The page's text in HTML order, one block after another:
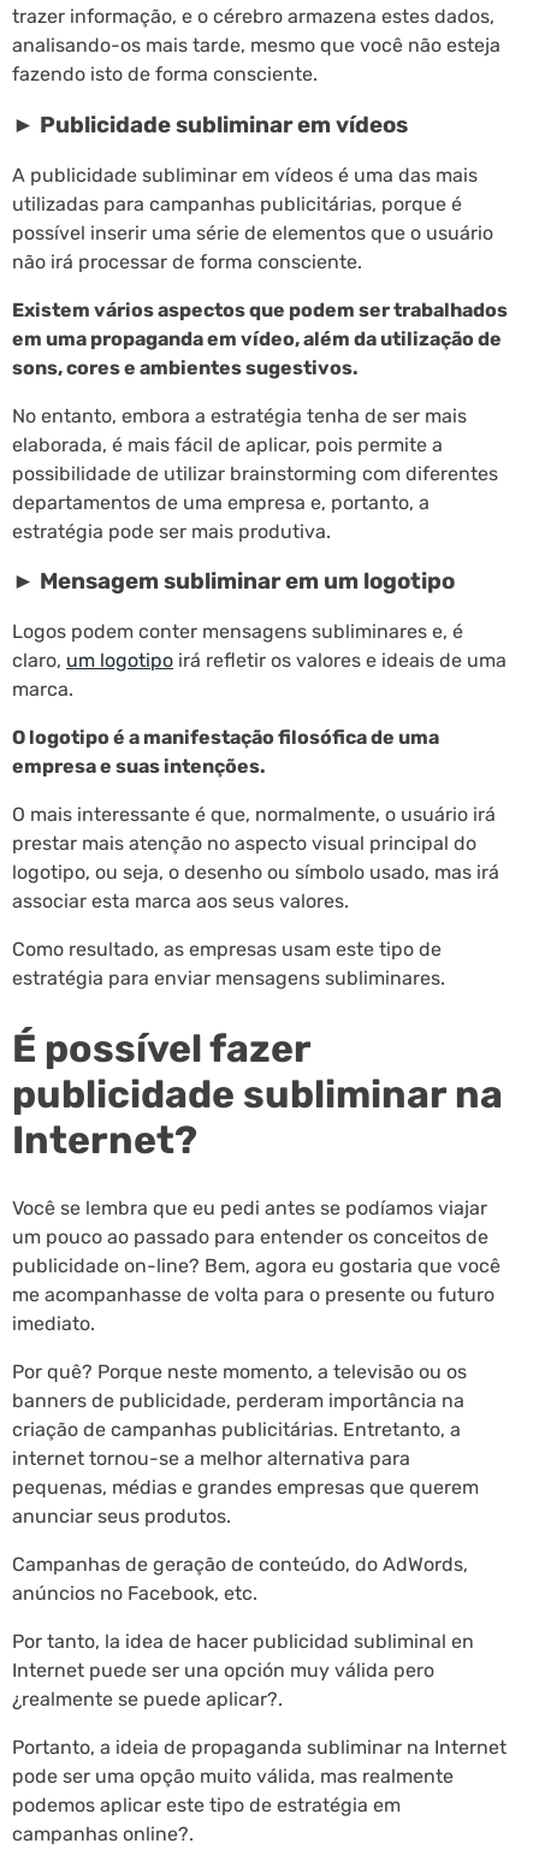
trazer informação, e o cérebro armazena estes dados,
analisando-os mais tarde, mesmo que você não esteja
fazendo isto de forma consciente.
► Publicidade subliminar em vídeos
A publicidade subliminar em vídeos é uma das mais
utilizadas para campanhas publicitárias, porque é
possível inserir uma série de elementos que o usuário
não irá processar de forma consciente.
Existem vários aspectos que podem ser trabalhados
em uma propaganda em vídeo, além da utilização de
sons, cores e ambientes sugestivos.
No entanto, embora a estratégia tenha de ser mais
elaborada, é mais fácil de aplicar, pois permite a
possibilidade de utilizar brainstorming com diferentes
departamentos de uma empresa e, portanto, a
estratégia pode ser mais produtiva.
► Mensagem subliminar em um logotipo
Logos podem conter mensagens subliminares e, é
claro, um logotipo irá refletir os valores e ideais de uma
marca.
O logotipo é a manifestação filosófica de uma
empresa e suas intenções.
O mais interessante é que, normalmente, o usuário irá
prestar mais atenção no aspecto visual principal do
logotipo, ou seja, o desenho ou símbolo usado, mas irá
associar esta marca aos seus valores.
Como resultado, as empresas usam este tipo de
estratégia para enviar mensagens subliminares.
É possível fazer
publicidade subliminar na
Internet?
Você se lembra que eu pedi antes se podíamos viajar
um pouco ao passado para entender os conceitos de
publicidade on-line? Bem, agora eu gostaria que você
me acompanhasse de volta para o presente ou futuro
imediato.
Por quê? Porque neste momento, a televisão ou os
banners de publicidade, perderam importância na
criação de campanhas publicitárias. Entretanto, a
internet tornou-se a melhor alternativa para
pequenas, médias e grandes empresas que querem
anunciar seus produtos.
Campanhas de geração de conteúdo, do AdWords,
anúncios no Facebook, etc.
Por tanto, la idea de hacer publicidad subliminal en
Internet puede ser una opción muy válida pero
¿realmente se puede aplicar?.
Portanto, a ideia de propaganda subliminar na Internet
pode ser uma opção muito válida, mas realmente
podemos aplicar este tipo de estratégia em
campanhas online?.